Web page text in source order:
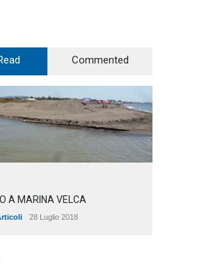
Commented
A MARINA VELCA
28 Luglio 2018